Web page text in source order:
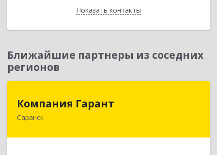
Показать контакты
Назад
Ближайшие партнеры из соседних
регионов
Компания Гарант
Саранск